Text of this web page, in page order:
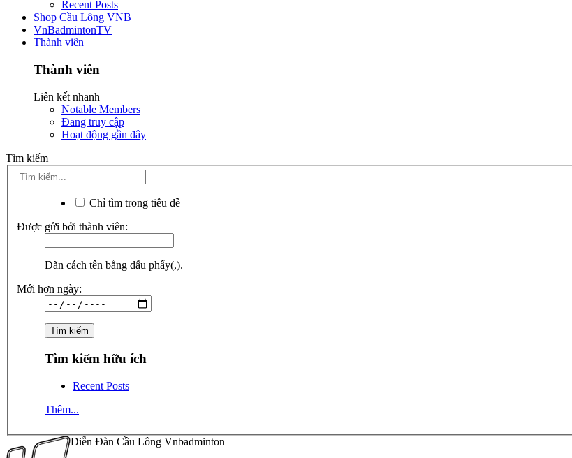
Recent Posts
Shop Cầu Lông VNB
VnBadmintonTV
Thành viên
Thành viên
Liên kết nhanh
Notable Members
Đang truy cập
Hoạt động gần đây
Tìm kiếm
Chỉ tìm trong tiêu đề
Được gửi bởi thành viên:
Dãn cách tên bằng dấu phẩy(,).
Mới hơn ngày:
Tìm kiếm hữu ích
Recent Posts
Thêm...
Diễn Đàn Cầu Lông Vnbadminton